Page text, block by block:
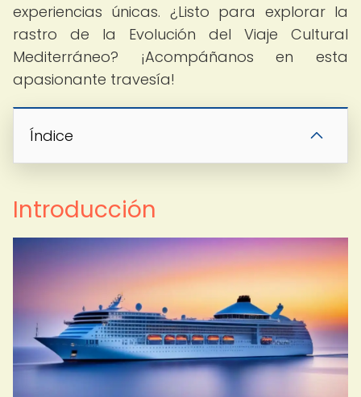
experiencias únicas. ¿Listo para explorar la
rastro de la Evolución del Viaje Cultural
Mediterráneo? ¡Acompáñanos en esta
apasionante travesía!
Índice
Introducción